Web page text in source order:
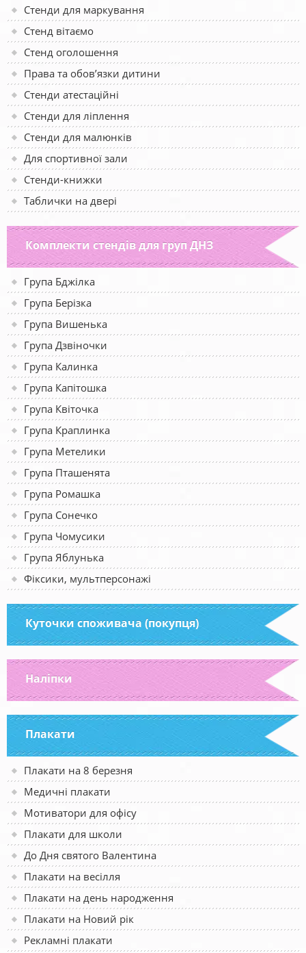
Стенди для маркування
Стенд вітаємо
Стенд оголошення
Права та обов’язки дитини
Стенди атестаційні
Стенди для ліплення
Стенди для малюнків
Для спортивної зали
Стенди-книжки
Таблички на двері
Комплекти стендів для груп ДНЗ
Група Бджілка
Група Берізка
Група Вишенька
Група Дзвіночки
Група Калинка
Група Капітошка
Група Квіточка
Група Краплинка
Група Метелики
Група Пташенята
Група Ромашка
Група Сонечко
Група Чомусики
Група Яблунька
Фіксики, мультперсонажі
Куточки споживача (покупця)
Наліпки
Плакати
Плакати на 8 березня
Медичні плакати
Мотиватори для офісу
Плакати для школи
До Дня святого Валентина
Плакати на весілля
Плакати на день народження
Плакати на Новий рік
Рекламні плакати